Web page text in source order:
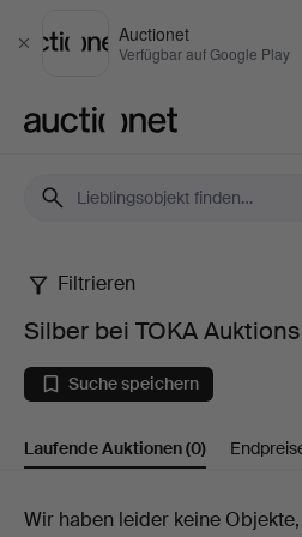
Schließen
Auctionet
Verfügbar auf Google Play
Silber
bei
TOKA
Auktionshus
Filtrieren
Silber bei TOKA
Suche speichern
Laufende Auktionen(0)
Laufende
Wir haben leider keine